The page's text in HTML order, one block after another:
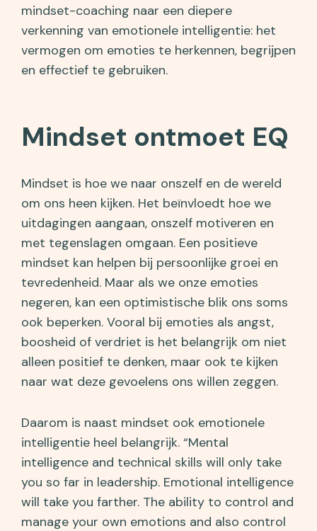
mindset-coaching naar een diepere
verkenning van emotionele intelligentie: het
vermogen om emoties te herkennen, begrijpen
en effectief te gebruiken.
Mindset ontmoet EQ
Mindset is hoe we naar onszelf en de wereld
om ons heen kijken. Het beïnvloedt hoe we
uitdagingen aangaan, onszelf motiveren en
met tegenslagen omgaan. Een positieve
mindset kan helpen bij persoonlijke groei en
tevredenheid. Maar als we onze emoties
negeren, kan een optimistische blik ons soms
ook beperken. Vooral bij emoties als angst,
boosheid of verdriet is het belangrijk om niet
alleen positief te denken, maar ook te kijken
naar wat deze gevoelens ons willen zeggen.
Daarom is naast mindset ook emotionele
intelligentie heel belangrijk. “Mental
intelligence and technical skills will only take
you so far in leadership. Emotional intelligence
will take you farther. The ability to control and
manage your own emotions and also control